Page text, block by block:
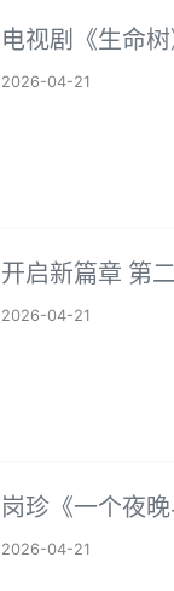
电视剧《生命
2026-04-21
开启新篇章 第
2026-04-21
岗珍《一个夜
2026-04-21